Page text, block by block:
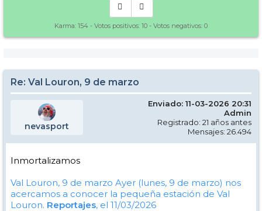
Karma: 154 - Votos positivos: 10 - Votos negativos: 0
Re: Val Louron, 9 de marzo
nevasport
Enviado: 11-03-2026 20:31
Admin
Registrado: 21 años antes
Mensajes: 26.494
Inmortalizamos
Val Louron, 9 de marzo Ayer (lunes, 9 de marzo) nos
acercamos a conocer la pequeña estación de Val
Louron. Reportajes, el 11/03/2026